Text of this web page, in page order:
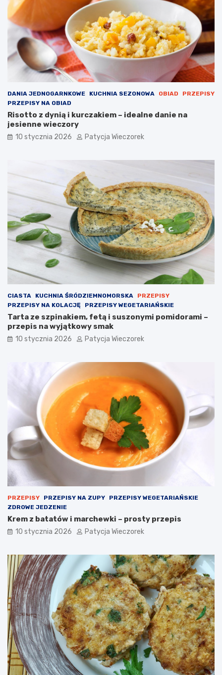
DANIA JEDNOGARNKOWE KUCHNIA SEZONOWA OBIAD
PRZEPISY
PRZEPISY NA OBIAD
Risotto z dynią i kurczakiem – idealne danie na
jesienne wieczory
10 stycznia 2026 Patycja Wieczorek
CIASTA KUCHNIA ŚRÓDZIEMNOMORSKA
PRZEPISY
PRZEPISY NA KOLACJĘ
PRZEPISY WEGETARIAŃSKIE
Tarta ze szpinakiem, fetą i suszonymi pomidorami –
przepis na wyjątkowy smak
10 stycznia 2026 Patycja Wieczorek
PRZEPISY PRZEPISY NA ZUPY
PRZEPISY WEGETARIAŃSKIE
ZDROWE JEDZENIE
Krem z batatów i marchewki – prosty przepis
10 stycznia 2026 Patycja Wieczorek